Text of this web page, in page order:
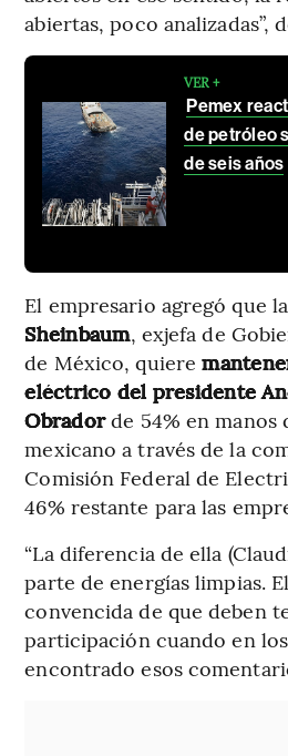
abiertas, poco analizadas”,
VER +
Pemex
de petróleo
de seis años
El empresario agregó que
Sheinbaum, exjefa de
de México, quiere
eléctrico del presidente
Obradorde 54% en manos
mexicano a través de la
Comisión Federal de
46% restante para las
“La diferencia de ella
parte de energías limpias.
convencida de que deben
participación cuando en
encontrado esos